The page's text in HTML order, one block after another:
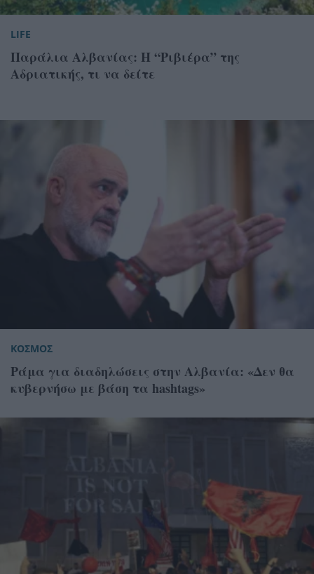
LIFE
Παράλια Αλβανίας: Η “Ριβιέρα” της
Αδριατικής, τι να δείτε
ΚΟΣΜΟΣ
Ράμα για διαδηλώσεις στην Αλβανία: «Δεν θα
κυβερνήσω με βάση τα hashtags»